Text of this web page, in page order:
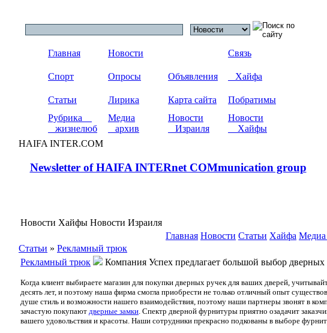
Главная Новости Связь
Спорт Опросы Объявления Хайфа
Статьи Лирика Карта сайта
Побратимы
Рубрика
жизнелюб
Медиа
архив
Новости
Израиля
Новости
Хайфы
HAIFA INTER.COM
Newsletter of HAIFA INTERnet COMmunication group
Новости Хайфы Новости Израиля
Главная Новости Статьи Хайфа Медиа
Статьи » Рекламный трюк
Рекламный трюк
Компания Успех предлагает большой выбор
Когда клиент выбираете магазин для покупки дверных ручек для ваших дверей,
десять лет, и поэтому наша фирма смогла приобрести не только отличный опыт
душе стиль и возможности нашего взаимодействия, поэтому наши партнеры звонят в
зачастую покупают дверные замки. Спектр дверной фурнитуры приятно озадачит
вашего удовольствия и красоты. Наши сотрудники прекрасно подкованы в выборе